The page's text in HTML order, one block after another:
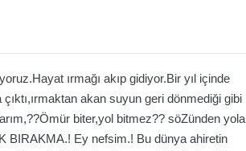
ırmağı akıp gidiyor.Bir yıl içinde
akan suyun geri dönmediği gibi
biter,yol bitmez?? söZünden yola
BIRAKMA.! Ey nefsim.! Bu dünya ahiretin